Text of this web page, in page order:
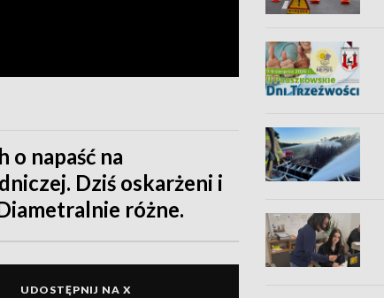
o napaść na
Dziś oskarżeni i
różne.
UDOSTĘPNIJ NA X